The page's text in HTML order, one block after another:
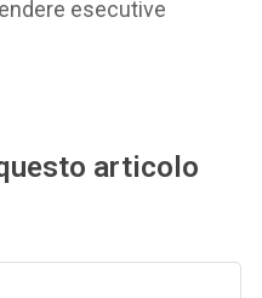
esecutive
articolo